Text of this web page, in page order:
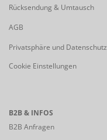
Rücksendung & Umtausch
AGB
Privatsphäre und Datenschutz
Cookie Einstellungen
B2B & INFOS
B2B Anfragen